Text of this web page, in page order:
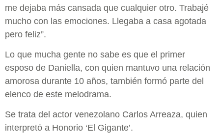
me dejaba más cansada que cualquier otro. Trabajé
mucho con las emociones. Llegaba a casa agotada
pero feliz”.
Lo que mucha gente no sabe es que el primer
esposo de Daniella, con quien mantuvo una relación
amorosa durante 10 años, también formó parte del
elenco de este melodrama.
Se trata del actor venezolano Carlos Arreaza, quien
interpretó a Honorio ‘El Gigante’.